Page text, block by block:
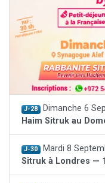
J-28 Dimanche 6
Haim Sitruk au
J-30 Mardi 8
Sitruk à Londres —